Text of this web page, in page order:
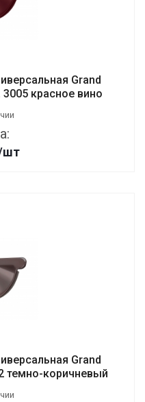
Grand
красное вино
Grand
темно-коричневый